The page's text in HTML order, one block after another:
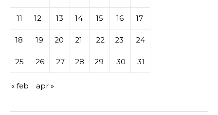
11 12 13 14 15 16 17
18 19 20 21 22 23 24
25 26 27 28 29 30 31
« feb apr »